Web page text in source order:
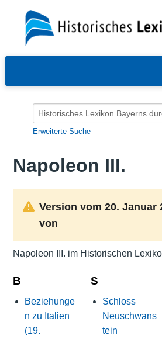
Erweiterte Suche
Napoleon III.
Version vom 20. Januar
von
Napoleon III. im Historischen
B
Beziehunge
n zu Italien
(19.
S
Schloss
Neuschwans
tein